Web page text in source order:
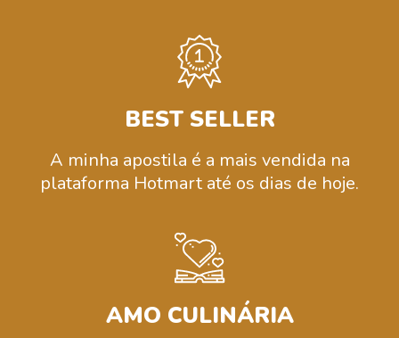
BEST SELLER
A minha apostila é a mais vendida na
plataforma Hotmart até os dias de hoje.
AMO CULINÁRIA